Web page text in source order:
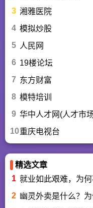
3 湘雅医院
4 模拟炒股
5 人民网
6 19楼论坛
7 东方财富
8 模特培训
9 华中人才网(人才市
10重庆电视台
精选文章
1 就业如此艰难，为
2 幽灵外卖是什么？